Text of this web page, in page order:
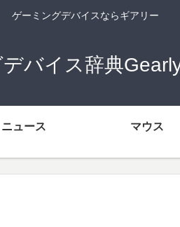
ゲーミングデバイスならギアリー
バイス辞典
ニュース マウス